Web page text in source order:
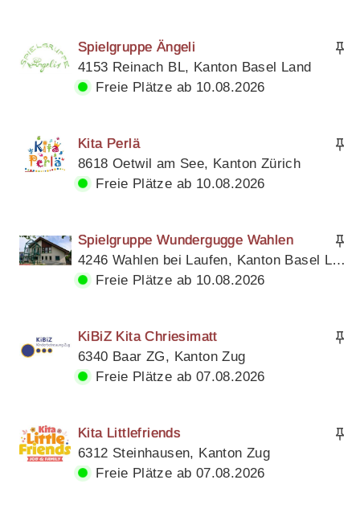
Spielgruppe Ängeli
4153 Reinach BL, Kanton Basel Land
Freie Plätze ab 10.08.2026
Kita Perlä
8618 Oetwil am See, Kanton Zürich
Freie Plätze ab 10.08.2026
Spielgruppe Wundergugge Wahlen
4246 Wahlen bei Laufen, Kanton Basel Land
Freie Plätze ab 10.08.2026
KiBiZ Kita Chriesimatt
6340 Baar ZG, Kanton Zug
Freie Plätze ab 07.08.2026
Kita Littlefriends
6312 Steinhausen, Kanton Zug
Freie Plätze ab 07.08.2026